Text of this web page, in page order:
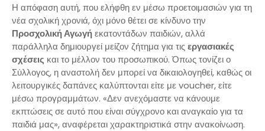
Η απόφαση αυτή, που ελήφθη εν μέσω προετοιμασιών για τη
νέα σχολική χρονιά, όχι μόνο θέτει σε κίνδυνο την
Προσχολική Αγωγήεκατοντάδων παιδιών, αλλά
παράλληλα δημιουργεί μείζον ζήτημα για τιςεργασιακές
σχέσεις και το μέλλον του προσωπικού. Όπως τονίζει ο
Σύλλογος, η αναστολή δεν μπορεί να δικαιολογηθεί, καθώς οι
λειτουργικές δαπάνες καλύπτονται είτε με voucher, είτε
μέσω προγραμμάτων. «Δεν ανεχόμαστε να κάνουμε
εκπτώσεις σε αυτό που είναι σύγχρονο και αναγκαίο για τα
παιδιά μας», αναφέρεται χαρακτηριστικά στην ανακοίνωση.